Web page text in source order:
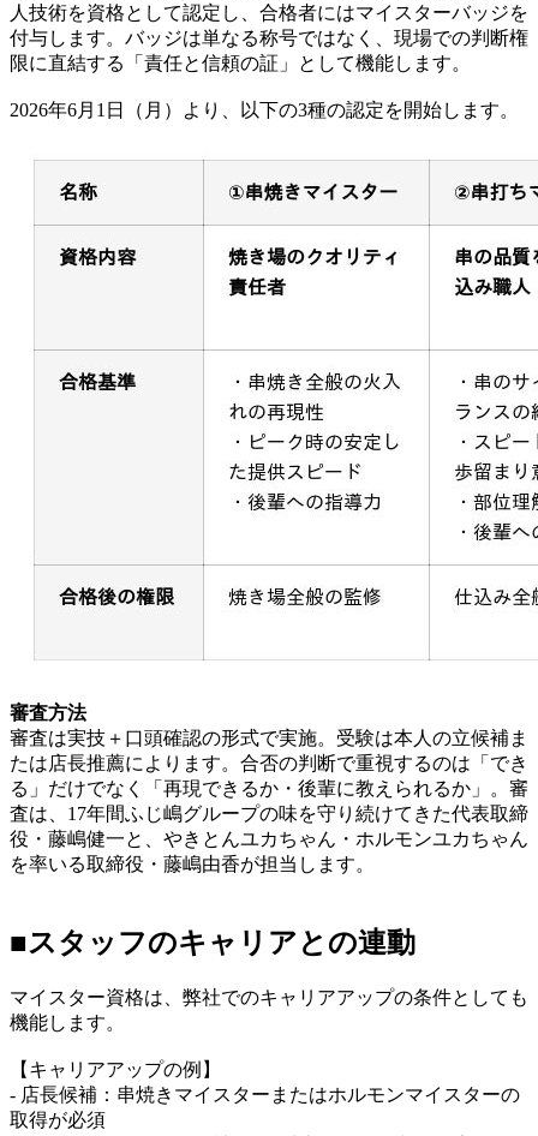
人技術を資格として認定し、合格者にはマイスターバッジを
付与します。バッジは単なる称号ではなく、現場での判断権
限に直結する「責任と信頼の証」として機能します。
2026年6月1日（月）より、以下の3種の認定を開始します。
審査方法
審査は実技＋口頭確認の形式で実施。受験は本人の立候補ま
たは店長推薦によります。合否の判断で重視するのは「でき
る」だけでなく「再現できるか・後輩に教えられるか」。審
査は、17年間ふじ嶋グループの味を守り続けてきた代表取締
役・藤嶋健一と、やきとんユカちゃん・ホルモンユカちゃん
を率いる取締役・藤嶋由香が担当します。
■スタッフのキャリアとの連動
マイスター資格は、弊社でのキャリアアップの条件としても
機能します。
【キャリアアップの例】
- 店長候補：串焼きマイスターまたはホルモンマイスターの
取得が必須